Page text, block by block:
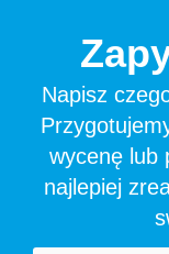
Napisz
wycenę lub
najlepiej